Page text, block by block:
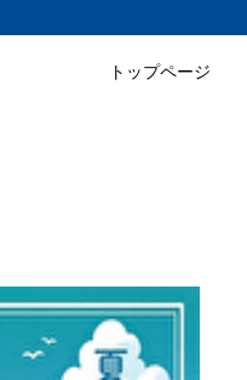
トップページ